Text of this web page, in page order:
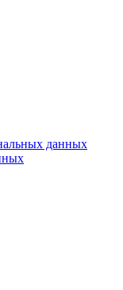
данных